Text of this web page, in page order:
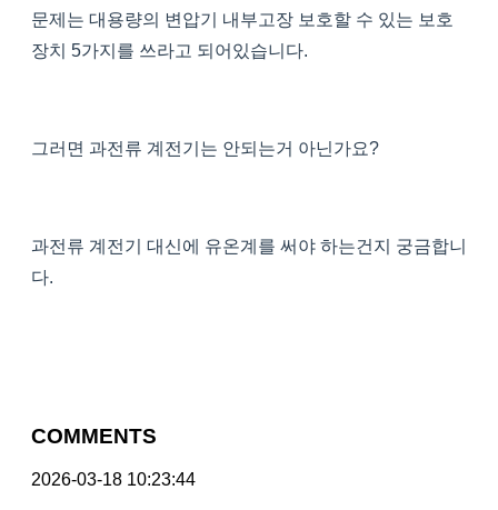
문제는 대용량의 변압기 내부고장 보호할 수 있는 보호
장치 5가지를 쓰라고 되어있습니다.
그러면 과전류 계전기는 안되는거 아닌가요?
과전류 계전기 대신에 유온계를 써야 하는건지 궁금합니
다.
COMMENTS
2026-03-18 10:23:44